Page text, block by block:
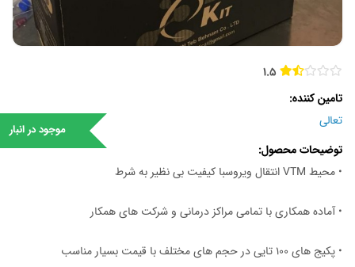
1.5
موجود در انبار
تامین کننده
تعالی
توضیحات محصول
• محیط VTM انتقال ویروسبا کیفیت بی نظیر به شرط
• آماده همکاری با تمامی مراکز درمانی و شرکت های همکار
• پکیج های ۱۰۰ تایی در حجم های مختلف با قیمت بسیار مناسب